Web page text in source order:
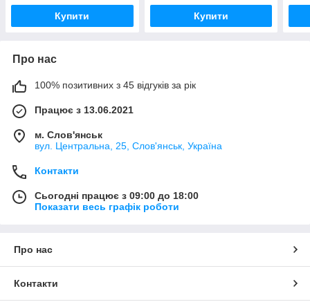
Купити Купити
Про нас
100% позитивних з 45 відгуків за рік
Працює з 13.06.2021
м. Слов'янськ
вул. Центральна, 25, Слов'янськ, Україна
Контакти
Сьогодні працює з 09:00 до 18:00
Показати весь графік роботи
Про нас
Контакти